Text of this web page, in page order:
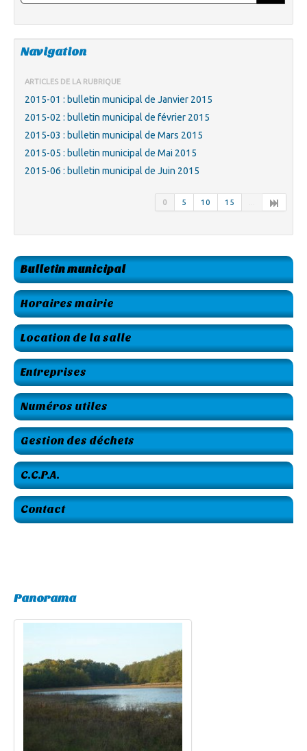
Navigation
ARTICLES DE LA RUBRIQUE
2015-01 : bulletin municipal de Janvier 2015
2015-02 : bulletin municipal de février 2015
2015-03 : bulletin municipal de Mars 2015
2015-05 : bulletin municipal de Mai 2015
2015-06 : bulletin municipal de Juin 2015
0 5 10 15
Bulletin municipal
Horaires mairie
Location de la salle
Entreprises
Numéros utiles
Gestion des déchets
C.C.P.A.
Contact
Panorama